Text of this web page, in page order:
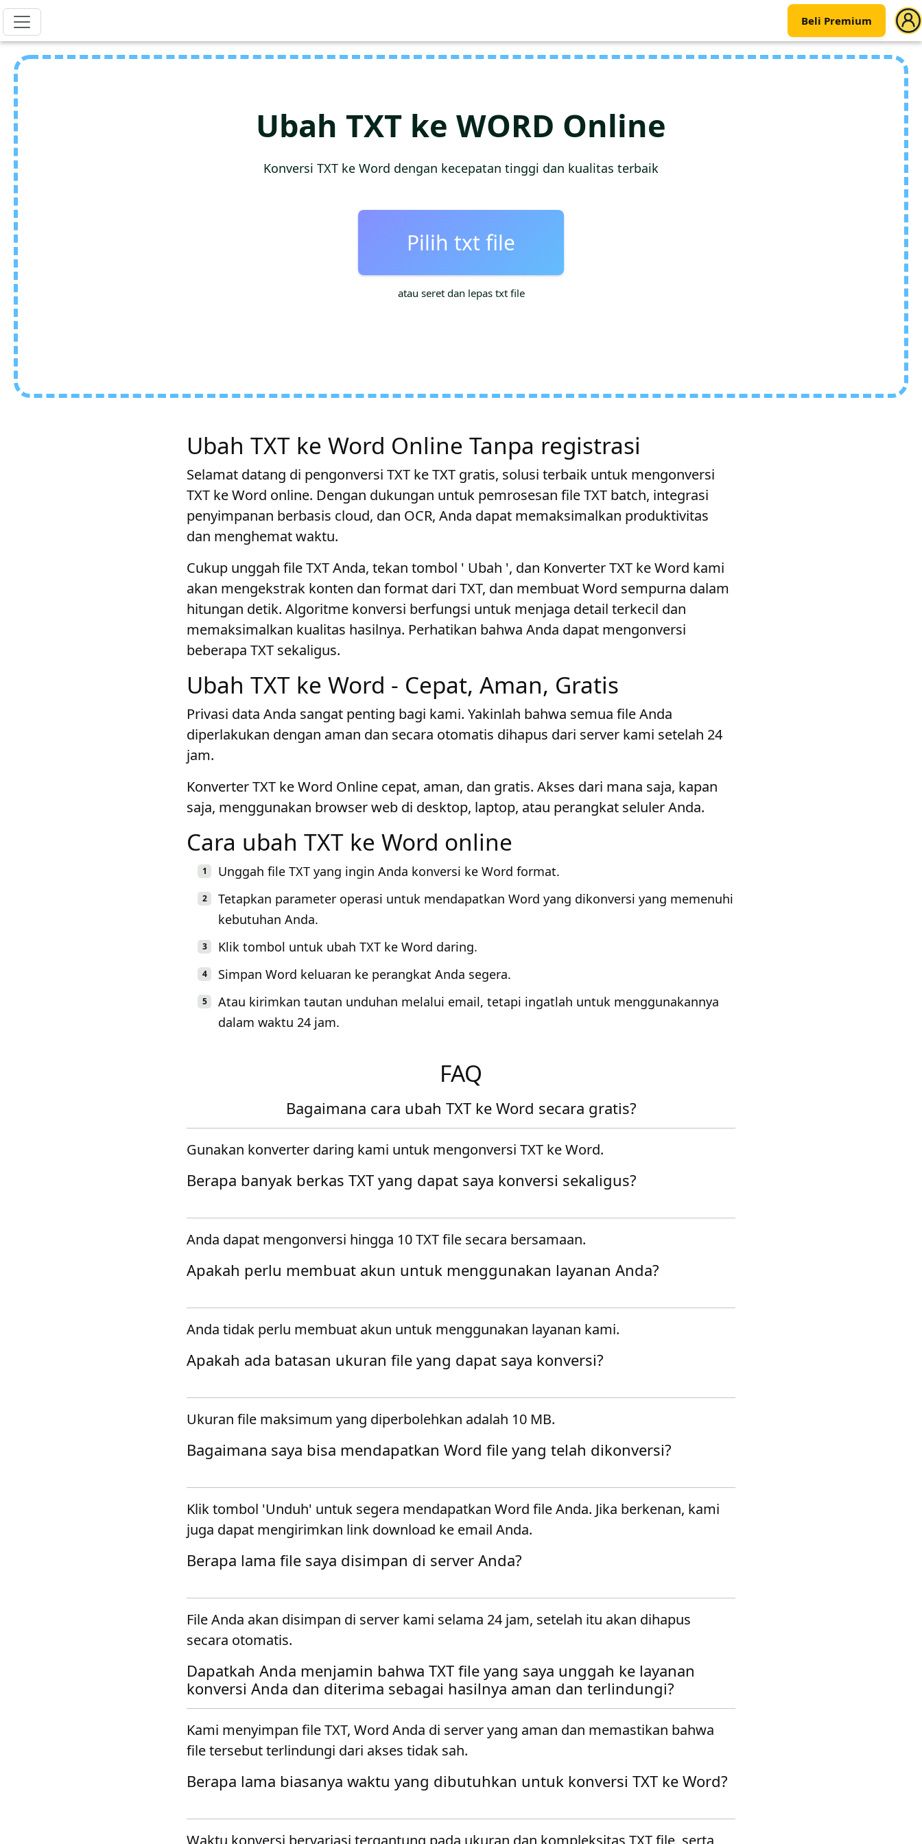
Beli Premium
Ubah TXT ke WORD Online
Konversi TXT ke Word dengan kecepatan tinggi dan kualitas terbaik
Pilih txt file
atau seret dan lepas txt file
Ubah TXT ke Word Online Tanpa registrasi
Selamat datang di pengonversi TXT ke TXT gratis, solusi terbaik untuk mengonversi
TXT ke Word online. Dengan dukungan untuk pemrosesan file TXT batch, integrasi
penyimpanan berbasis cloud, dan OCR, Anda dapat memaksimalkan produktivitas
dan menghemat waktu.
Cukup unggah file TXT Anda, tekan tombol ' Ubah ', dan Konverter TXT ke Word kami
akan mengekstrak konten dan format dari TXT, dan membuat Word sempurna dalam
hitungan detik. Algoritme konversi berfungsi untuk menjaga detail terkecil dan
memaksimalkan kualitas hasilnya. Perhatikan bahwa Anda dapat mengonversi
beberapa TXT sekaligus.
Ubah TXT ke Word - Cepat, Aman, Gratis
Privasi data Anda sangat penting bagi kami. Yakinlah bahwa semua file Anda
diperlakukan dengan aman dan secara otomatis dihapus dari server kami setelah 24
jam.
Konverter TXT ke Word Online cepat, aman, dan gratis. Akses dari mana saja, kapan
saja, menggunakan browser web di desktop, laptop, atau perangkat seluler Anda.
Cara ubah TXT ke Word online
Unggah file TXT yang ingin Anda konversi ke Word format.
Tetapkan parameter operasi untuk mendapatkan Word yang dikonversi yang memenuhi
kebutuhan Anda.
Klik tombol untuk ubah TXT ke Word daring.
Simpan Word keluaran ke perangkat Anda segera.
Atau kirimkan tautan unduhan melalui email, tetapi ingatlah untuk menggunakannya
dalam waktu 24 jam.
FAQ
Bagaimana cara ubah TXT ke Word secara gratis?
Gunakan konverter daring kami untuk mengonversi TXT ke Word.
Berapa banyak berkas TXT yang dapat saya konversi sekaligus?
Anda dapat mengonversi hingga 10 TXT file secara bersamaan.
Apakah perlu membuat akun untuk menggunakan layanan Anda?
Anda tidak perlu membuat akun untuk menggunakan layanan kami.
Apakah ada batasan ukuran file yang dapat saya konversi?
Ukuran file maksimum yang diperbolehkan adalah 10 MB.
Bagaimana saya bisa mendapatkan Word file yang telah dikonversi?
Klik tombol 'Unduh' untuk segera mendapatkan Word file Anda. Jika berkenan, kami
juga dapat mengirimkan link download ke email Anda.
Berapa lama file saya disimpan di server Anda?
File Anda akan disimpan di server kami selama 24 jam, setelah itu akan dihapus
secara otomatis.
Dapatkah Anda menjamin bahwa TXT file yang saya unggah ke layanan
konversi Anda dan diterima sebagai hasilnya aman dan terlindungi?
Kami menyimpan file TXT, Word Anda di server yang aman dan memastikan bahwa
file tersebut terlindungi dari akses tidak sah.
Berapa lama biasanya waktu yang dibutuhkan untuk konversi TXT ke Word?
Waktu konversi bervariasi tergantung pada ukuran dan kompleksitas TXT file, serta